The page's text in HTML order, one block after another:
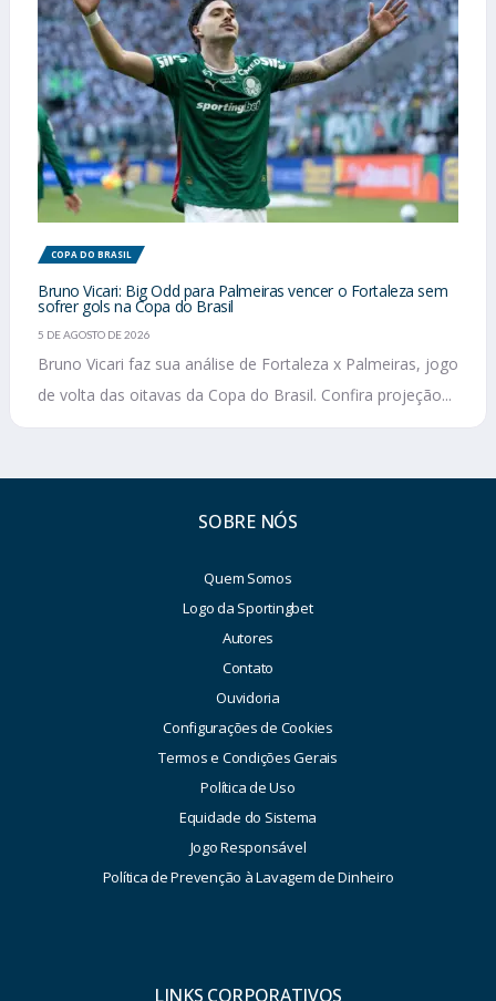
COPA DO BRASIL
Bruno Vicari: Big Odd para Palmeiras vencer o Fortaleza sem
sofrer gols na Copa do Brasil
5 DE AGOSTO DE 2026
Bruno Vicari faz sua análise de Fortaleza x Palmeiras, jogo
de volta das oitavas da Copa do Brasil. Confira projeção...
SOBRE NÓS
Quem Somos
Logo da Sportingbet
Autores
Contato
Ouvidoria
Configurações de Cookies
Termos e Condições Gerais
Política de Uso
Equidade do Sistema
Jogo Responsável
Política de Prevenção à Lavagem de Dinheiro
LINKS CORPORATIVOS